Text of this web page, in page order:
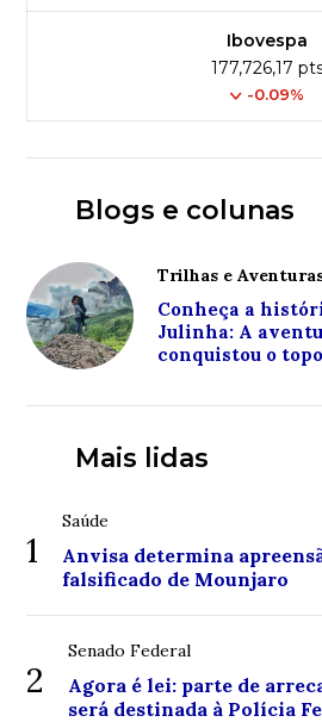
Ibovespa
177,726,17
-0.09%
Blogs e colunas
Trilhas e
Conheça a
Julinha: A
conquistou o
Mais lidas
1
Saúde
Anvisa determina
falsificado de Mounjaro
2
Senado Federal
Agora é lei: parte de
será destinada à Polícia